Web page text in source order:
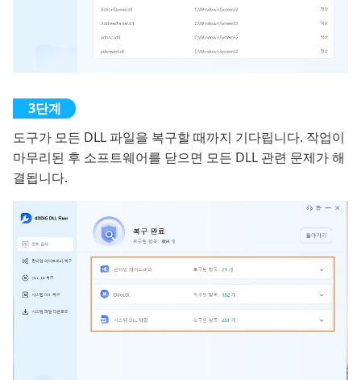
도구가 모든 DLL 파일을 복구할 때까지 기다립니다. 작업이
마무리된 후 소프트웨어를 닫으면 모든 DLL 관련 문제가 해
결됩니다.